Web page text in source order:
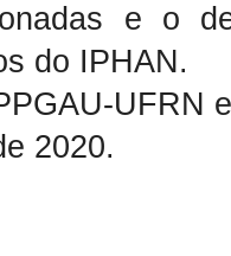
e o
do IPHAN.
UFRN
2020.